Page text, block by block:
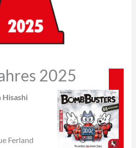
2025
Hisashi
Ferland